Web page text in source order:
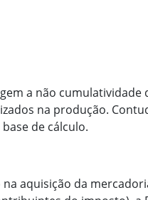
a não
na produção.
de cálculo.
aquisição da